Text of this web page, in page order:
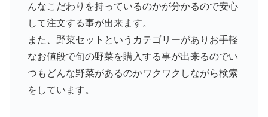
んなこだわりを持っているのかが分かるので安心
して注文する事が出来ます。
また、野菜セットというカテゴリーがありお手軽
なお値段で旬の野菜を購入する事が出来るのでい
つもどんな野菜があるのかワクワクしながら検索
をしています。